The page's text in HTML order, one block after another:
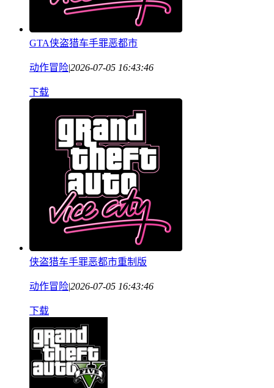
GTA侠盗猎车手罪恶都市
动作冒险|2026-07-05 16:43:46
下载
侠盗猎车手罪恶都市重制版
动作冒险|2026-07-05 16:43:46
下载